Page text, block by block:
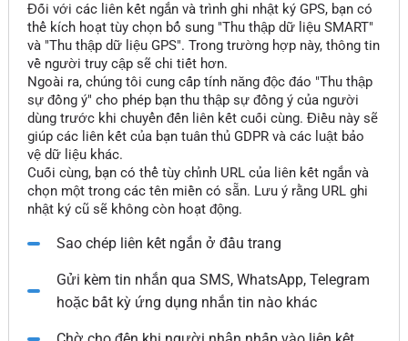
Đối với các liên kết ngắn và trình ghi nhật ký GPS, bạn có
thể kích hoạt tùy chọn bổ sung "Thu thập dữ liệu SMART"
và "Thu thập dữ liệu GPS". Trong trường hợp này, thông tin
về người truy cập sẽ chi tiết hơn.
Ngoài ra, chúng tôi cung cấp tính năng độc đáo "Thu thập
sự đồng ý" cho phép bạn thu thập sự đồng ý của người
dùng trước khi chuyển đến liên kết cuối cùng. Điều này sẽ
giúp các liên kết của bạn tuân thủ GDPR và các luật bảo
vệ dữ liệu khác.
Cuối cùng, bạn có thể tùy chỉnh URL của liên kết ngắn và
chọn một trong các tên miền có sẵn. Lưu ý rằng URL ghi
nhật ký cũ sẽ không còn hoạt động.
Sao chép liên kết ngắn ở đầu trang
Gửi kèm tin nhắn qua SMS, WhatsApp, Telegram
hoặc bất kỳ ứng dụng nhắn tin nào khác